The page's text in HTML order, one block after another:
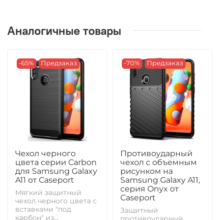
Аналогичные товары
-65% Предзаказ
Чехол черного
цвета серии Carbon
для Samsung Galaxy
A11 от Caseport
Мягкий защитный
чехол черного цвета с
вставками "под
карбон" из...
-70% Предзаказ
Противоударный
чехол с объемным
рисунком на
Samsung Galaxy A11,
серия Onyx от
Caseport
Защитный